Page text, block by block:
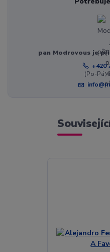
pan Modrovous je
+420
(Po-Pá,